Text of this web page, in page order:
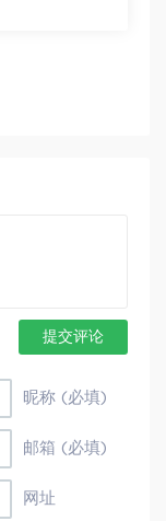
提交评论
昵称 (必填)
邮箱 (必填)
网址